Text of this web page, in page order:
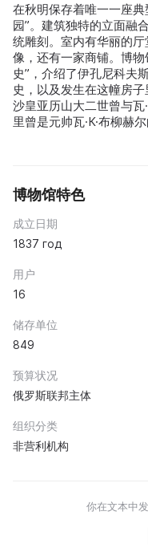
在秋明保存着唯一一座
园”。建筑独特的立面融
统雕刻。室内有华丽的
像，还有一家商铺。博
史”，介绍了伊孔尼科夫
史，以及发生在这幢房
沙皇亚历山大二世曾与瓦
里曾是元帅瓦·К·布柳赫
博物馆特色
成立日期
1837 год
用户
16
储存单位
849
预算状况
俄罗斯联邦主体
组织分类
非营利机构
你在文本中